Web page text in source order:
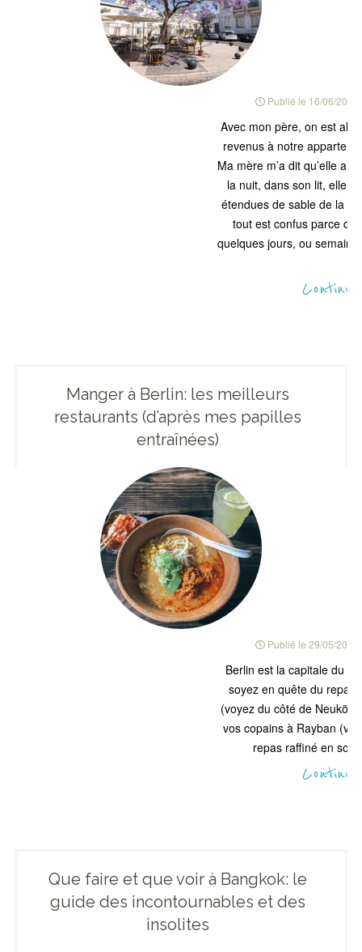
Publié le 16/06/2018
Avec mon père, on est
revenus à notre
Ma mère m’a dit qu’elle a
la nuit, dans son lit, elle
étendues de sable de la
tout est confus parce
quelques jours, ou
Manger à Berlin: les meilleurs
restaurants (d’après mes papilles
entraînées)
Publié le 29/05/2018
Berlin est la capitale du
soyez en quête du repas
(voyez du côté de
vos copains à Rayban
repas raffiné en
Que faire et que voir à Bangkok: le
guide des incontournables et des
insolites